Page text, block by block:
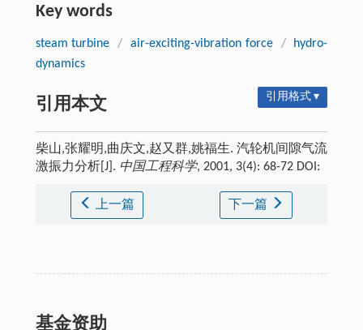
Key words
steam turbine / air-exciting-vibration force /
hydro-
dynamics
引用本文 引用格式 ▾
柴山,张耀明,曲庆文,赵又群,姚福生. 汽轮机间隙气流
激振力分析[J]. 中国工程科学, 2001, 3(4): 68-72 DOI:
上一篇 下一篇
基金资助